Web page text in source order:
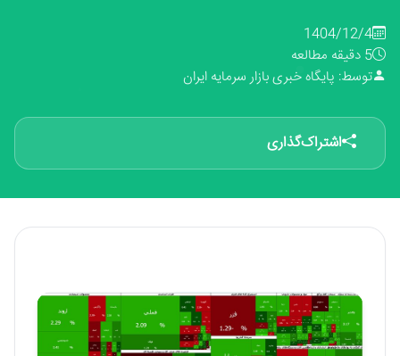
1404/12/4
5 دقیقه مطالعه
توسط: پایگاه خبری بازار سرمایه ایران
اشتراک‌گذاری